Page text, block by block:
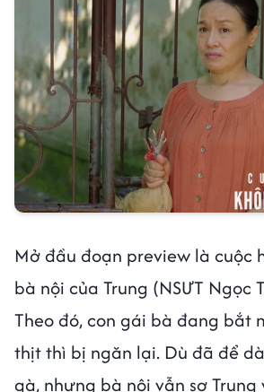
Mở đầu đoạn preview là cuộc
bà nội của Trung (NSƯT Ngọc
Theo đó, con gái bà đang bắt
thịt thì bị ngăn lại. Dù đã để
gà, nhưng bà nội vẫn sợ Trung